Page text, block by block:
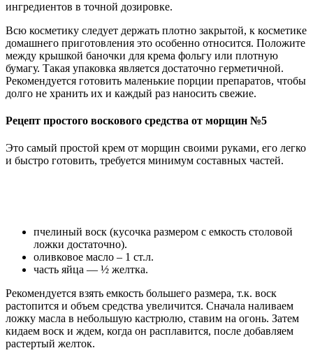
ингредиентов в точной дозировке.
Всю косметику следует держать плотно закрытой, к косметике
домашнего приготовления это особенно относится. Положите
между крышкой баночки для крема фольгу или плотную
бумагу. Такая упаковка является достаточно герметичной.
Рекомендуется готовить маленькие порции препаратов, чтобы
долго не хранить их и каждый раз наносить свежие.
Рецепт простого воскового средства от морщин №5
Это самый простой крем от морщин своими руками, его легко
и быстро готовить, требуется минимум составных частей.
пчелиный воск (кусочка размером с емкость столовой
ложки достаточно).
оливковое масло – 1 ст.л.
часть яйца — ½ желтка.
Рекомендуется взять емкость большего размера, т.к. воск
растопится и объем средства увеличится. Сначала наливаем
ложку масла в небольшую кастрюлю, ставим на огонь. Затем
кидаем воск и ждем, когда он расплавится, после добавляем
растертый желток.